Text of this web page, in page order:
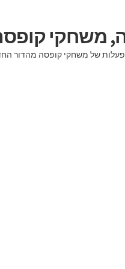
משחקי
והפעלות של משחקי קופסה מהדור